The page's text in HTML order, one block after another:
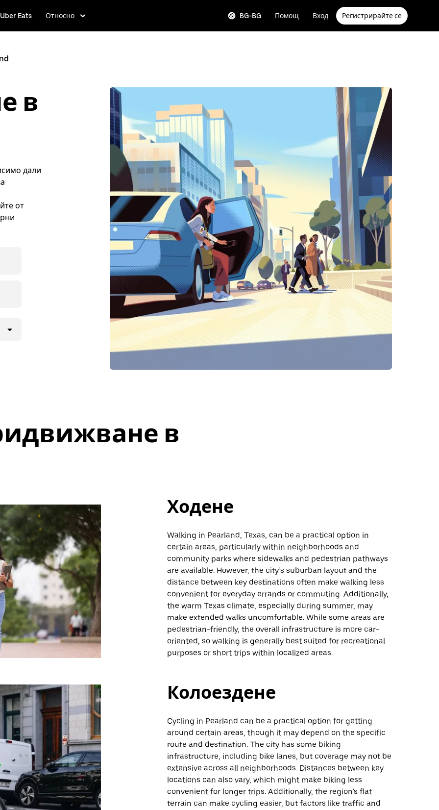
Uber Eats Относно BG-BG Помощ Вход Регистрирайте се
в
дали
от
в
Ходене
Walking in Pearland, Texas, can be a practical option in
certain areas, particularly within neighborhoods and
community parks where sidewalks and pedestrian pathways
are available. However, the city’s suburban layout and the
distance between key destinations often make walking less
convenient for everyday errands or commuting. Additionally,
the warm Texas climate, especially during summer, may
make extended walks uncomfortable. While some areas are
pedestrian-friendly, the overall infrastructure is more car-
oriented, so walking is generally best suited for recreational
purposes or short trips within localized areas.
Колоездене
Cycling in Pearland can be a practical option for getting
around certain areas, though it may depend on the specific
route and destination. The city has some biking
infrastructure, including bike lanes, but coverage may not be
extensive across all neighborhoods. Distances between key
locations can also vary, which might make biking less
convenient for longer trips. Additionally, the region’s flat
terrain can make cycling easier, but factors like traffic and